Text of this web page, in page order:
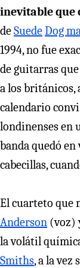
inevitable que
deSuedeDog
1994, no fue
de guitarras
a los británicos,
calendario
londinenses en
banda quedó
cabecillas,
El cuarteto que
Anderson (voz)
la volátil
Smiths, a la vez